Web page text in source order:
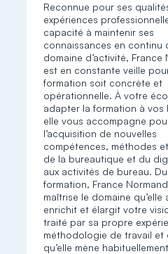
Reconnue pour ses
expériences
capacité à maintenir ses
connaissances en continu
domaine d’activité, France
est en constante veille
formation soit concrète et
opérationnelle. À votre
adapter la formation à vos
elle vous accompagne
l’acquisition de nouvelles
compétences, méthodes
de la bureautique et du
aux activités de bureau.
formation, France
maîtrise le domaine qu’elle
enrichit et élargit votre
traité par sa propre
méthodologie de travail et
qu’elle mène